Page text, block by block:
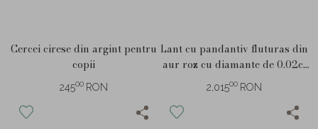
Cercei cirese din argint pentru
copii
24500 RON
Lant cu pandantiv fluturas din
aur roz cu diamante de 0.02ct
pentru copii
2,01500 RON